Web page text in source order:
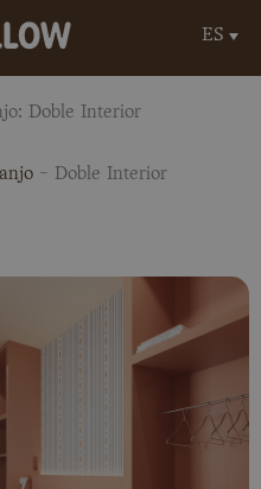
ES
Doble Interior
- Doble Interior